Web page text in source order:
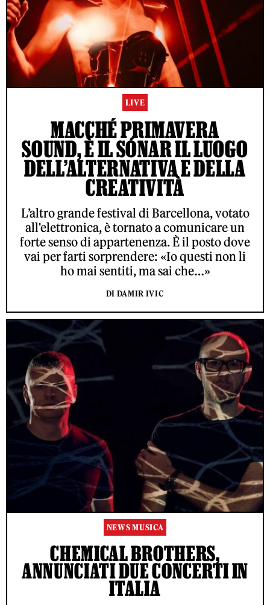
LIVE
MACCHÉ PRIMAVERA
SOUND, È IL SÓNAR IL LUOGO
DELL’ALTERNATIVA E DELLA
CREATIVITÀ
L’altro grande festival di Barcellona, votato
all'elettronica, è tornato a comunicare un
forte senso di appartenenza. È il posto dove
vai per farti sorprendere: «Io questi non li
ho mai sentiti, ma sai che…»
DI DAMIR IVIC
NEWS MUSICA
CHEMICAL BROTHERS,
ANNUNCIATI DUE CONCERTI IN
ITALIA